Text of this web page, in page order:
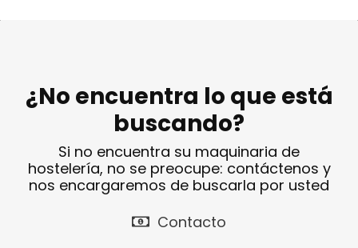
¿No encuentra lo que está
buscando?
Si no encuentra su maquinaria de
hostelería, no se preocupe: contáctenos y
nos encargaremos de buscarla por usted
Contacto